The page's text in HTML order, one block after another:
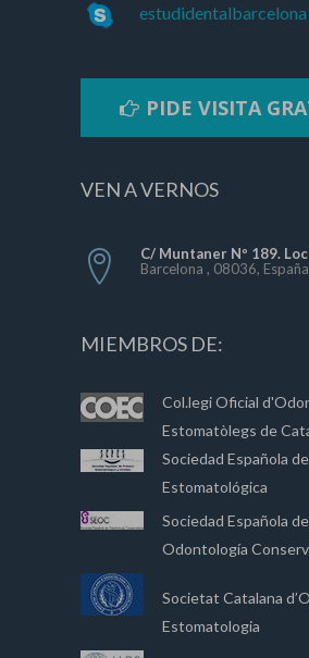
estudidentalbarcelona
PIDE VISITA
VEN A VERNOS
C/ Muntaner Nº 189.
Barcelona , 08036, España
MIEMBROS DE:
Col.legi Oficial
Estomatòlegs de
Sociedad Española
Estomatológica
Sociedad Española de
Odontología
Societat Catalana
Estomatologia